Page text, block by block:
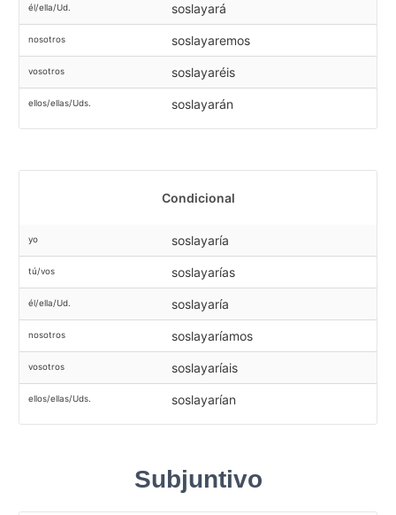
él/ella/Ud. soslayará
nosotros soslayaremos
vosotros soslayaréis
ellos/ellas/Uds. soslayarán
Condicional
yo soslayaría
tú/vos soslayarías
él/ella/Ud. soslayaría
nosotros soslayaríamos
vosotros soslayaríais
ellos/ellas/Uds. soslayarían
Subjuntivo